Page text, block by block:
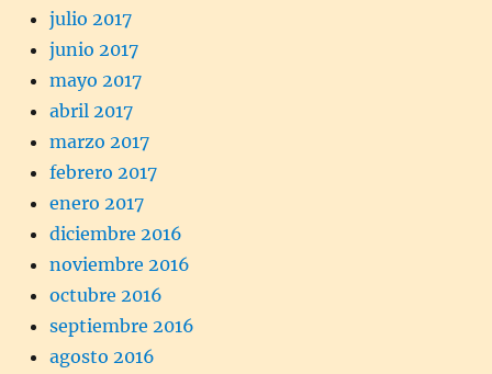
julio 2017
junio 2017
mayo 2017
abril 2017
marzo 2017
febrero 2017
enero 2017
diciembre 2016
noviembre 2016
octubre 2016
septiembre 2016
agosto 2016